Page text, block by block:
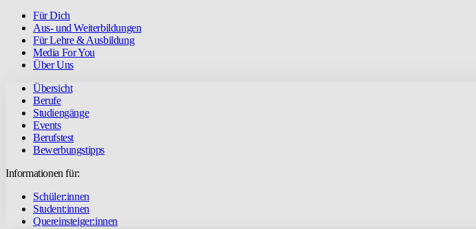
Für Dich
Aus- und Weiterbildungen
Für Lehre & Ausbildung
Media For You
Über Uns
Übersicht
Berufe
Studiengänge
Events
Berufstest
Bewerbungstipps
Informationen für:
Schüler:innen
Student:innen
Quereinsteiger:innen